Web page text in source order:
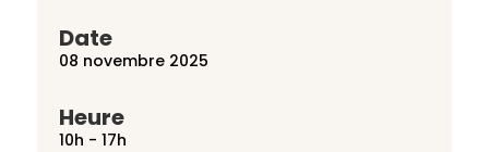
Date
08 novembre 2025
Heure
10h - 17h